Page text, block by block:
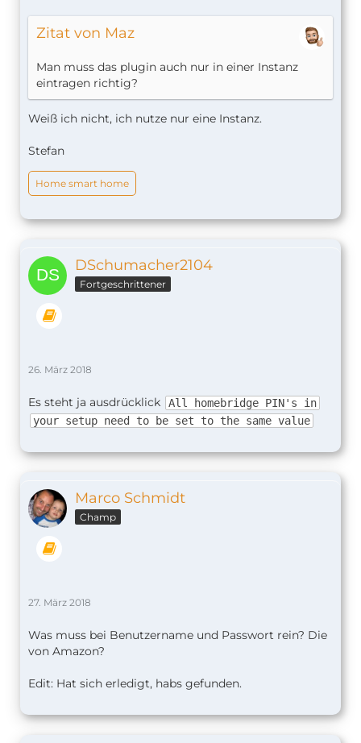
Zitat von Maz
Man muss das plugin auch nur in einer Instanz
eintragen richtig?
Weiß ich nicht, ich nutze nur eine Instanz.
Stefan
Home smart home
DSchumacher2104
Fortgeschrittener
26. März 2018
Es steht ja ausdrücklick
All homebridge PIN's in
your setup need to be set to the same value
Marco Schmidt
Champ
27. März 2018
Was muss bei Benutzername und Passwort rein? Die
von Amazon?
Edit: Hat sich erledigt, habs gefunden.